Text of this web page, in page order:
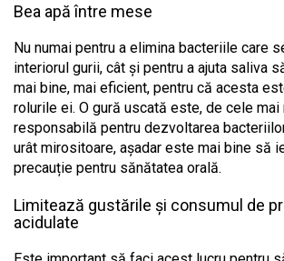
Bea apă între mese
Nu numai pentru a elimina bacteriile care
interiorul gurii, cât și pentru a ajuta saliva
mai bine, mai eficient, pentru că acesta
rolurile ei. O gură uscată este, de cele mai
responsabilă pentru dezvoltarea
urât mirositoare, așadar este mai bine să
precauție pentru sănătatea orală.
Limitează gustările și consumul de
acidulate